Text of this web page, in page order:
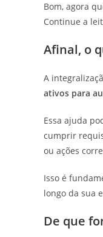
Bom, agora
Continue a
Afinal, o
A
ativos para
Essa ajuda
cumprir
ou ações
Isso é
longo da sua
De que